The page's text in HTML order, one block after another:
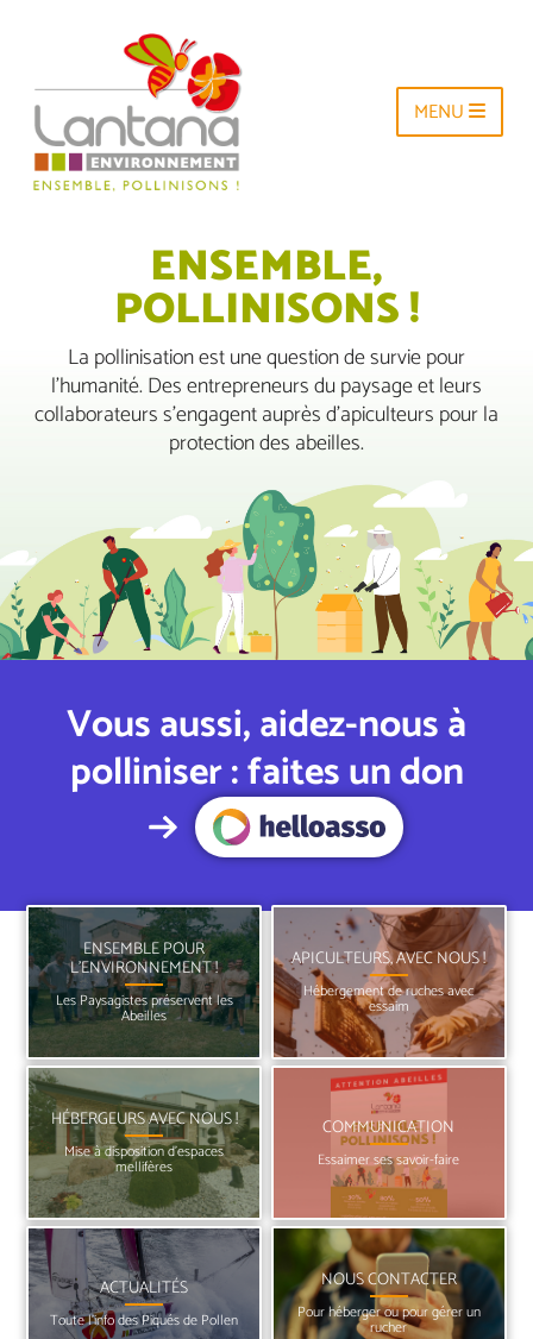
ENSEMBLE,
POLLINISONS !
La pollinisation est une question de survie pour
l’humanité. Des entrepreneurs du paysage et leurs
collaborateurs s’engagent auprès d’apiculteurs pour la
protection des abeilles.
MENU
Vous aussi, aidez-nous à
polliniser : faites un don
ENSEMBLE POUR
L’ENVIRONNEMENT !
Les Paysagistes préservent les
Abeilles
APICULTEURS, AVEC NOUS !
Hébergement de ruches avec
essaim
HÉBERGEURS AVEC NOUS !
Mise à disposition d’espaces
mellifères
COMMUNICATION
Essaimer ses savoir-faire
ACTUALITÉS
Toute l’info des Piqués de Pollen
NOUS CONTACTER
Pour héberger ou pour gérer un
rucher